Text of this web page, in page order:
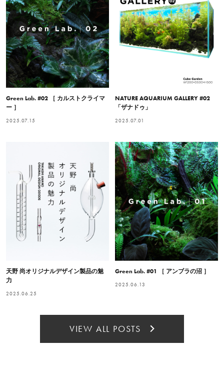
Green Lab. #02 ［ カルストクライマ
ー ］
2025.07.15
NATURE AQUARIUM GALLERY #02
「ザナドゥ」
2025.07.01
天野 尚オリジナルデザイン製品の魅
力
2025.06.25
Green Lab. #01 ［ アンブラの沼 ］
2025.06.13
VIEW ALL POSTS